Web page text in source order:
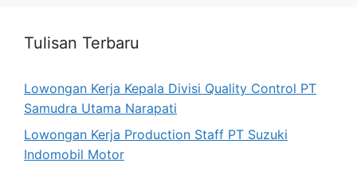
Tulisan Terbaru
Lowongan Kerja Kepala Divisi Quality Control PT
Samudra Utama Narapati
Lowongan Kerja Production Staff PT Suzuki
Indomobil Motor